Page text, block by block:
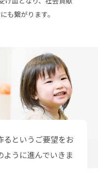
も繋がります。
るというご要望をお
うに進んでいきま